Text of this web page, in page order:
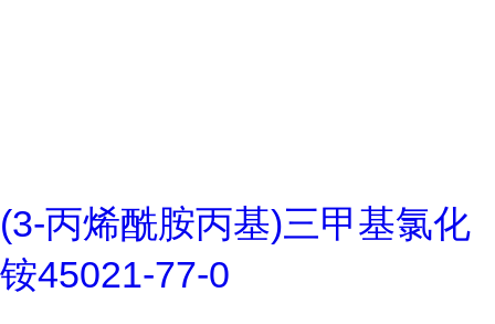
(3-丙烯酰胺丙基)三甲基氯化
铵45021-77-0